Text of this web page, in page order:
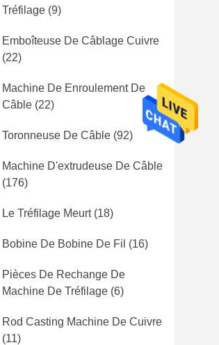
Tréfilage (9)
Emboîteuse De Câblage Cuivre
(22)
Machine De Enroulement De
Câble (22)
Toronneuse De Câble (92)
Machine D'extrudeuse De Câble
(176)
Le Tréfilage Meurt(18)
Bobine De Bobine De Fil (16)
Pièces De Rechange De
Machine De Tréfilage (6)
Rod Casting Machine De Cuivre
(11)